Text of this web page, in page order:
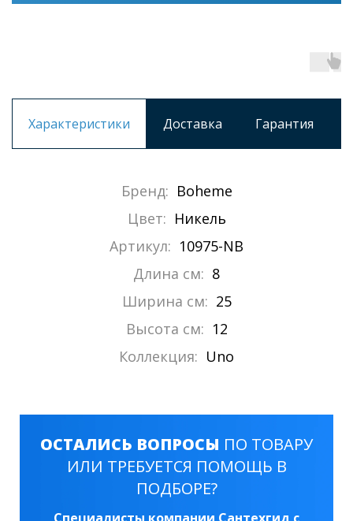
Характеристики Доставка Гарантия
Бренд: Boheme
Цвет: Никель
Артикул: 10975-NB
Длина см: 8
Ширина см: 25
Высота см: 12
Коллекция: Uno
ОСТАЛИСЬ ВОПРОСЫ ПО ТОВАРУ
ИЛИ ТРЕБУЕТСЯ ПОМОЩЬ В
ПОДБОРЕ?